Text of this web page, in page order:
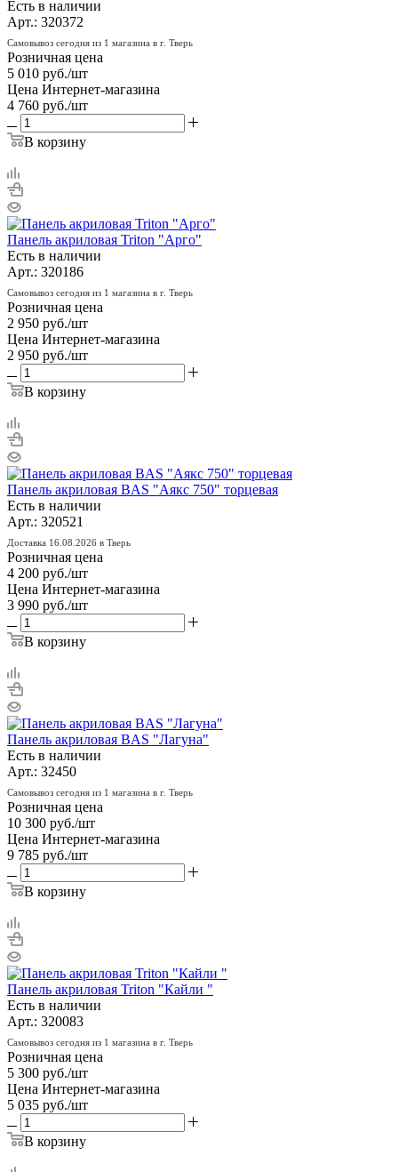
Есть в наличии
Арт.: 320372
Самовывоз сегодня из 1 магазина в г. Тверь
Розничная цена
5 010 руб./шт
Цена Интернет-магазина
4 760 руб./шт
В корзину
Панель акриловая Triton "Арго"
Есть в наличии
Арт.: 320186
Самовывоз сегодня из 1 магазина в г. Тверь
Розничная цена
2 950 руб./шт
Цена Интернет-магазина
2 950 руб./шт
В корзину
Панель акриловая BAS "Аякс 750" торцевая
Есть в наличии
Арт.: 320521
Доставка 16.08.2026 в Тверь
Розничная цена
4 200 руб./шт
Цена Интернет-магазина
3 990 руб./шт
В корзину
Панель акриловая BAS "Лагуна"
Есть в наличии
Арт.: 32450
Самовывоз сегодня из 1 магазина в г. Тверь
Розничная цена
10 300 руб./шт
Цена Интернет-магазина
9 785 руб./шт
В корзину
Панель акриловая Triton "Кайли "
Есть в наличии
Арт.: 320083
Самовывоз сегодня из 1 магазина в г. Тверь
Розничная цена
5 300 руб./шт
Цена Интернет-магазина
5 035 руб./шт
В корзину